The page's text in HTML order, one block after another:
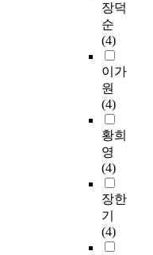
장덕
순
(4)
이가
원
(4)
황희
영
(4)
장한
기
(4)